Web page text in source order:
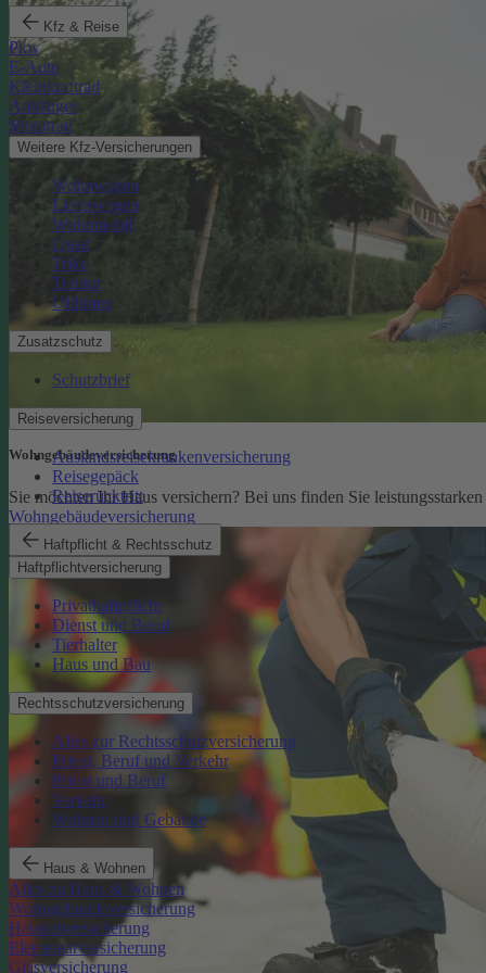
Kfz & Reise
Pkw
E-Auto
Kleinkraftrad
Anhänger
Motorrad
Weitere Kfz-Versicherungen
Wohnwagen
Lieferwagen
Wohnmobil
Quad
Trike
Traktor
Oldtimer
Zusatzschutz
Schutzbrief
Reiseversicherung
Auslandsreisekrankenversicherung
Reisegepäck
Reiserücktritt
Haftpflicht & Rechtsschutz
Haftpflichtversicherung
Privathaftpflicht
Dienst und Beruf
Tierhalter
Haus und Bau
Rechtsschutzversicherung
Alles zur Rechtsschutzversicherung
Privat, Beruf und Verkehr
Privat und Beruf
Verkehr
Wohnen und Gebäude
Haus & Wohnen
Alles zu Haus & Wohnen
Wohngebäudeversicherung
Hausratversicherung
Elementarversicherung
Glasversicherung
Wohngebäude­versicherung
Sie möchten Ihr Haus versichern? Bei uns finden Sie
Wohngebäudeversicherung